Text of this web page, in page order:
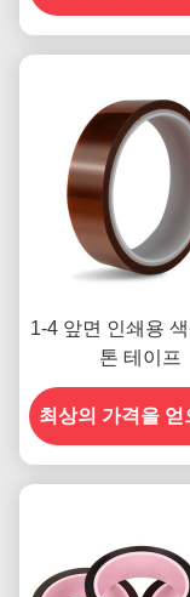
1-4 앞면 인쇄용
톤 테이프
최상의 가격을 얻